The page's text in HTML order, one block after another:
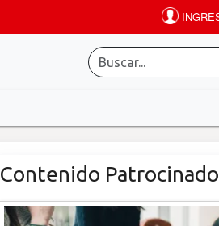
Contenido Patrocinado